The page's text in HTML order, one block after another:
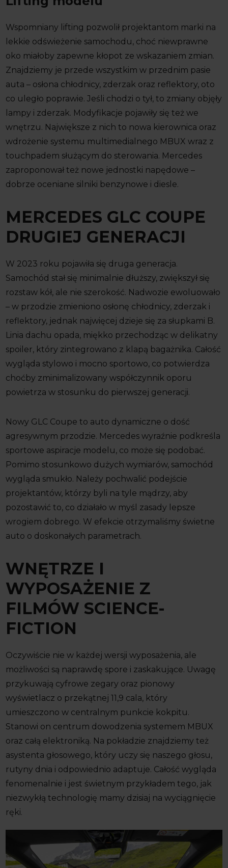
Wspomniany lifting pozwolił projektantom marki na
lekkie odświeżenie samochodu, choć niewprawne
oko miałoby zapewne kłopot ze wskazaniem zmian.
Znajdziemy je przede wszystkim w przednim pasie
auta – osłona chłodnicy, zderzak oraz reflektory, oto
co uległo poprawie. Jeśli chodzi o tył, to zmiany objęły
lampy i zderzak. Modyfikacje pojawiły się też we
wnętrzu. Największe z nich to nowa kierownica oraz
wdrożenie systemu multimedialnego MBUX wraz z
touchpadem służącym do sterowania. Mercedes
zaproponował też nowe jednostki napędowe –
dobrze oceniane silniki benzynowe i diesle.
MERCEDES GLC COUPE
DRUGIEJ GENERACJI
W 2023 roku pojawiła się druga generacja.
Samochód stał się minimalnie dłuższy, zwiększył się
rozstaw kół, ale nie szerokość. Nadwozie ewoluowało
– w przodzie zmieniono osłonę chłodnicy, zderzak i
reflektory, jednak najwięcej dzieje się za słupkami B.
Linia dachu opada, miękko przechodząc w delikatny
spoiler, który zintegrowano z klapą bagażnika. Całość
wygląda stylowo i mocno sportowo, co potwierdza
choćby zminimalizowany współczynnik oporu
powietrza w stosunku do pierwszej generacji.
Nowy GLC Coupe to auto dynamiczne o dość
agresywnym przodzie. Mercedes wyraźnie podkreśla
sportowe aspiracje modelu, co może się podobać.
Pomimo stosunkowo dużych wymiarów, samochód
wygląda smukło. Należy pochwalić podejście
projektantów, którzy byli na tyle mądrzy, aby
pozostawić to, co działało w myśl zasady lepsze
wrogiem dobrego. W efekcie otrzymaliśmy świetne
auto o doskonałych parametrach.
WNĘTRZE I
WYPOSAŻENIE Z
FILMÓW SCIENCE-
FICTION
Oczywiście nie w każdej wersji wyposażenia, ale
możliwości są naprawdę spore i zaskakujące. Uwagę
przykuwają cyfrowe zegary oraz pionowy
wyświetlacz o przekątnej 11,9 cala, który
umieszczono w centralnym punkcie kokpitu.
Stanowi on centrum dowodzenia systemem MBUX
oraz całą elektroniką. Na pokładzie znajdziemy też
asystenta głosowego, który uczy się naszego głosu,
rutyny dnia i odpowiednio adaptuje. Całość wygląda
fenomenalnie i jest świetnym przykładem tego, jak
niezwykłą technologię mamy dzisiaj na wyciągnięcie
ręki.